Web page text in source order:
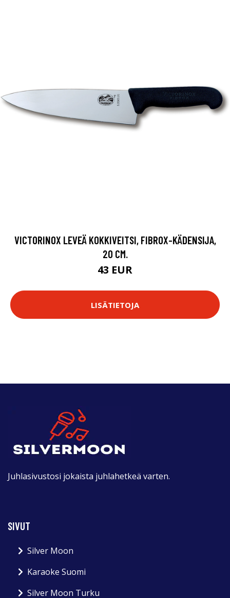
VICTORINOX LEVEÄ KOKKIVEITSI, FIBROX-KÄDENSIJA,
20 CM.
43 EUR
LISÄTIETOJA
Juhlasivustosi jokaista juhlahetkeä varten.
SIVUT
Silver Moon
Karaoke Suomi
Silver Moon Turku